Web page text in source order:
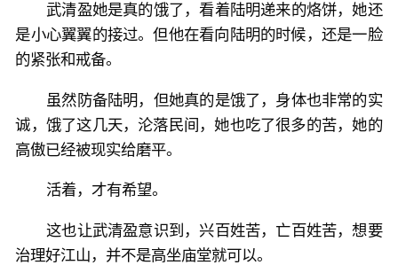
武清盈她是真的饿了，看着陆明递来的烙饼，她还
是小心翼翼的接过。但他在看向陆明的时候，还是一脸
的紧张和戒备。
虽然防备陆明，但她真的是饿了，身体也非常的实
诚，饿了这几天，沦落民间，她也吃了很多的苦，她的
高傲已经被现实给磨平。
活着，才有希望。
这也让武清盈意识到，兴百姓苦，亡百姓苦，想要
治理好江山，并不是高坐庙堂就可以。